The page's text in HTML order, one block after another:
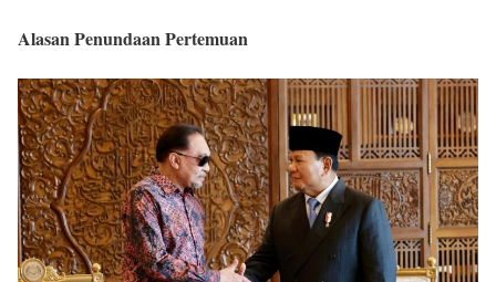
Alasan Penundaan Pertemuan